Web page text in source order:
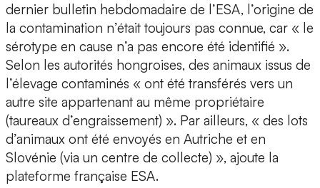
dernier bulletin hebdomadaire de l’ESA, l’origine de
la contamination n’était toujours pas connue, car « le
sérotype en cause n’a pas encore été identifié ».
Selon les autorités hongroises, des animaux issus de
l’élevage contaminés « ont été transférés vers un
autre site appartenant au même propriétaire
(taureaux d’engraissement) ». Par ailleurs, « des lots
d’animaux ont été envoyés en Autriche et en
Slovénie (via un centre de collecte) », ajoute la
plateforme française ESA.